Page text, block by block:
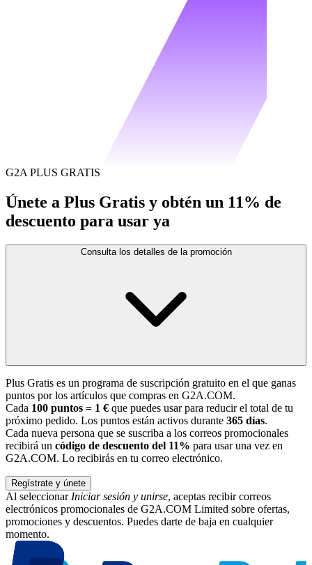
G2A PLUS GRATIS
Únete a Plus Gratis y obtén un 11% de
descuento para usar ya
Consulta los detalles de la promoción
Plus Gratis es un programa de suscripción gratuito en el que ganas
puntos por los artículos que compras en G2A.COM.
Cada 100 puntos = 1 € que puedes usar para reducir el total de tu
próximo pedido. Los puntos están activos durante 365 días.
Cada nueva persona que se suscriba a los correos promocionales
recibirá un código de descuento del 11% para usar una vez en
G2A.COM. Lo recibirás en tu correo electrónico.
Regístrate y únete
Al seleccionar Iniciar sesión y unirse, aceptas recibir correos
electrónicos promocionales de G2A.COM Limited sobre ofertas,
promociones y descuentos. Puedes darte de baja en cualquier
momento.